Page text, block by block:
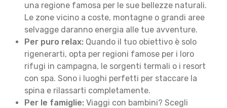
una regione famosa per le sue bellezze naturali.
Le zone vicino a coste, montagne o grandi aree
selvagge daranno energia alle tue avventure.
Per puro relax: Quando il tuo obiettivo è solo
rigenerarti, opta per regioni famose per i loro
rifugi in campagna, le sorgenti termali o i resort
con spa. Sono i luoghi perfetti per staccare la
spina e rilassarti completamente.
Per le famiglie: Viaggi con bambini? Scegli